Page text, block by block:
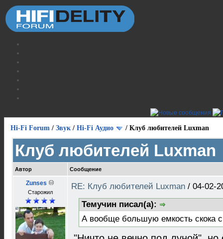
Hi-Fi Forum / Звук / Hi-Fi Аудио / Клуб любителей Luxman
Клуб любителей Luxman
Автор Сообщение
Zunses
Старожил
RE: Клуб любителей Luxman / 04-02-
Темучин писал(а):
А вообще большую емкость скока